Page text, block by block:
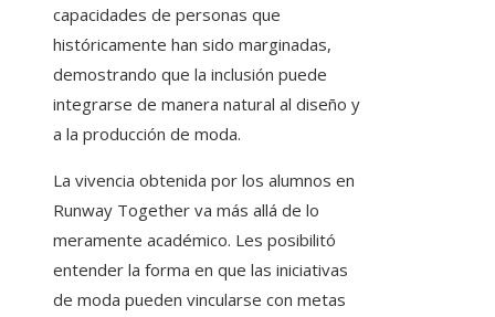
capacidades de personas que
históricamente han sido marginadas,
demostrando que la inclusión puede
integrarse de manera natural al diseño y
a la producción de moda.
La vivencia obtenida por los alumnos en
Runway Together va más allá de lo
meramente académico. Les posibilitó
entender la forma en que las iniciativas
de moda pueden vincularse con metas